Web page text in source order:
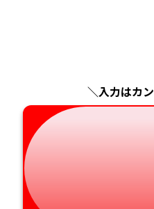
静
和徳
大
＼入力はカ